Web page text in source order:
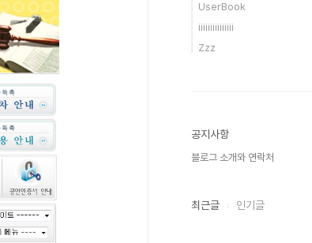
UserBook
iiiiiiiiiiiiiii
Zzz
공지사항
블로그 소개와 연락처
최근글 인기글